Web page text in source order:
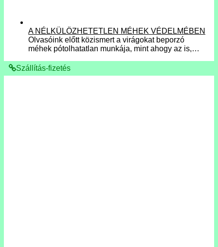
A NÉLKÜLÖZHETETLEN MÉHEK VÉDELMÉBEN
Olvasóink előtt közismert a virágokat beporzó
méhek pótolhatatlan munkája, mint ahogy az is,…
Szállítás-fizetés